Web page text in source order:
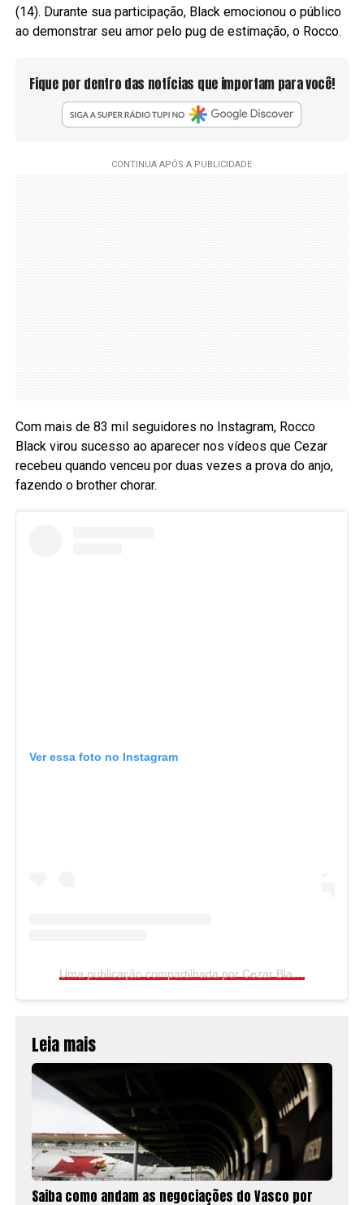
(14). Durante sua participação, Black emocionou o público
ao demonstrar seu amor pelo pug de estimação, o Rocco.
Fique por dentro das notícias que importam para você!
Com mais de 83 mil seguidores no Instagram, Rocco
Black virou sucesso ao aparecer nos vídeos que Cezar
recebeu quando venceu por duas vezes a prova do anjo,
fazendo o brother chorar.
Ver essa foto no Instagram
Uma publicação compartilhada por Cezar Black (@cezar.black)
Leia mais
Saiba como andam as negociações do Vasco por